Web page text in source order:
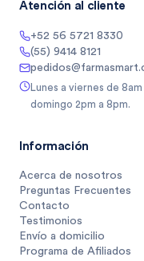
Atención al cliente
+52 56 5721 8330
(55) 9414 8121
Lunes a viernes de
domingo 2pm a 8pm.
Información
Acerca de nosotros
Preguntas Frecuentes
Contacto
Testimonios
Envío a domicilio
Programa de Afiliados